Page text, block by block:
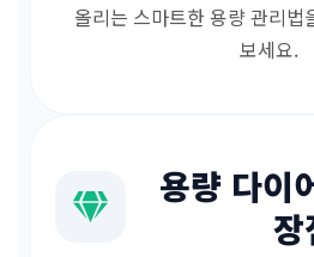
올리는 스마트한 용량 관리법
보세요.
용량 다이
장